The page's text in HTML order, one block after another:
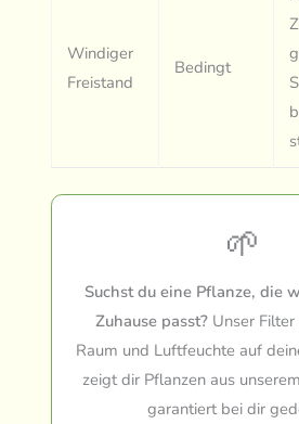
Windiger
Freistand
Bedingt
🌱
Suchst du eine Pflanze, die
Zuhause passt? Unser
Raum und Luftfeuchte auf
zeigt dir Pflanzen aus
garantiert bei dir